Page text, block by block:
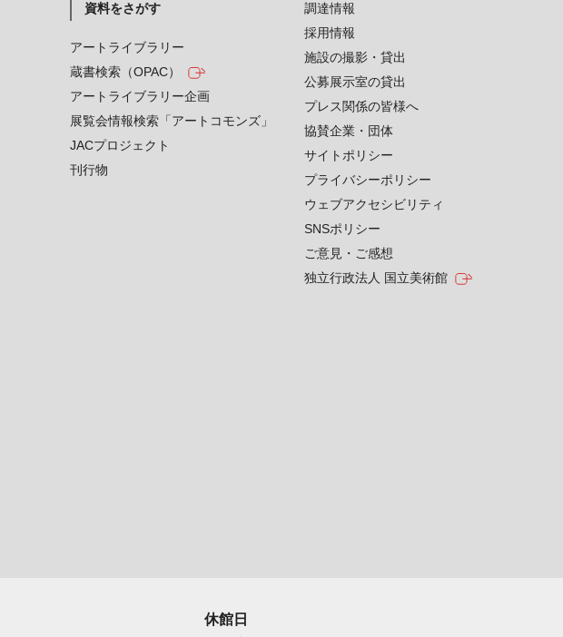
資料をさがす
アートライブラリー
蔵書検索（OPAC）
アートライブラリー企画
展覧会情報検索「アートコモンズ」
JACプロジェクト
刊行物
調達情報
採用情報
施設の撮影・貸出
公募展示室の貸出
プレス関係の皆様へ
協賛企業・団体
サイトポリシー
プライバシーポリシー
ウェブアクセシビリティ
SNSポリシー
ご意見・ご感想
独立行政法人 国立美術館
休館日